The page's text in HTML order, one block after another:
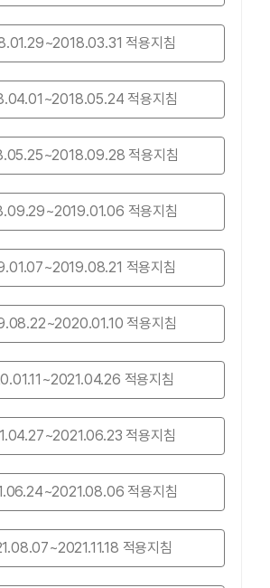
적용지침
적용지침
적용지침
적용지침
적용지침
적용지침
적용지침
적용지침
적용지침
적용지침